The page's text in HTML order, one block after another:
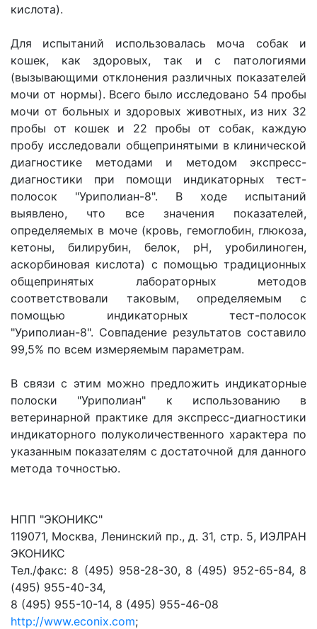
кислота).
Для испытаний использовалась моча собак и
кошек, как здоровых, так и с патологиями
(вызывающими отклонения различных показателей
мочи от нормы). Всего было исследовано 54 пробы
мочи от больных и здоровых животных, из них 32
пробы от кошек и 22 пробы от собак, каждую
пробу исследовали общепринятыми в клинической
диагностике методами и методом экспресс-
диагностики при помощи индикаторных тест-
полосок "Уриполиан-8". В ходе испытаний
выявлено, что все значения показателей,
определяемых в моче (кровь, гемоглобин, глюкоза,
кетоны, билирубин, белок, рН, уробилиноген,
аскорбиновая кислота) с помощью традиционных
общепринятых лабораторных методов
соответствовали таковым, определяемым с
помощью индикаторных тест-полосок
"Уриполиан-8". Совпадение результатов составило
99,5% по всем измеряемым параметрам.
В связи с этим можно предложить индикаторные
полоски "Уриполиан" к использованию в
ветеринарной практике для экспресс-диагностики
индикаторного полуколичественного характера по
указанным показателям с достаточной для данного
метода точностью.
НПП "ЭКОНИКС"
119071, Москва, Ленинский пр., д. 31, стр. 5, ИЭЛРАН
ЭКОНИКС
Тел./факс: 8 (495) 958-28-30, 8 (495) 952-65-84, 8
(495) 955-40-34,
8 (495) 955-10-14, 8 (495) 955-46-08
http://www.econix.com;